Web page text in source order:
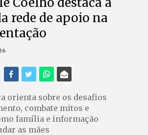
rede de apoio na
orienta sobre os desafios
combate mitos e
família e informação
as mães